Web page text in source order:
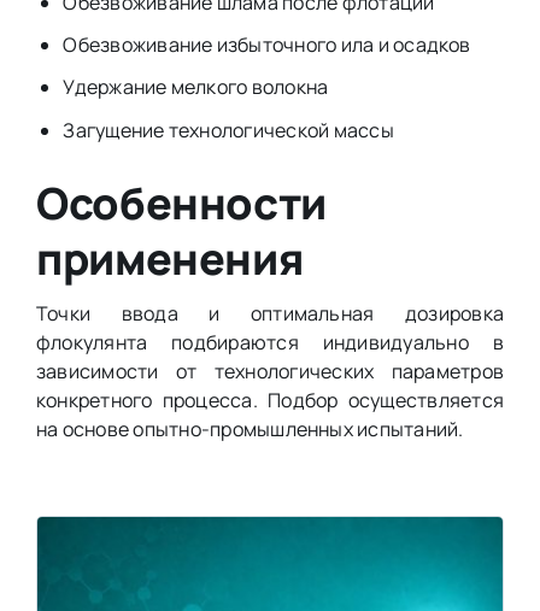
Обезвоживание избыточного ила и осадков
Удержание мелкого волокна
Загущение технологической массы
Особенности
применения
Точки ввода и оптимальная дозировка
флокулянта подбираются индивидуально в
зависимости от технологических параметров
конкретного процесса. Подбор осуществляется
на основе опытно-промышленных испытаний.